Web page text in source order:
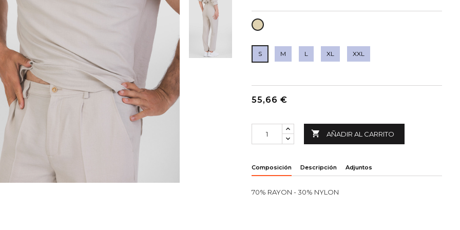
CRUDO
S M L XL XXL
55,66 €
 AÑADIR AL CARRITO
Composición Descripción Adjuntos
70% RAYON - 30% NYLON